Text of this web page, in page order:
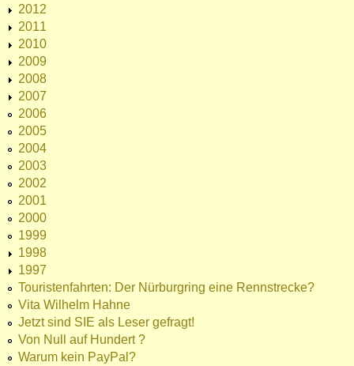
2012
2011
2010
2009
2008
2007
2006
2005
2004
2003
2002
2001
2000
1999
1998
1997
Touristenfahrten: Der Nürburgring eine Rennstrecke?
Vita Wilhelm Hahne
Jetzt sind SIE als Leser gefragt!
Von Null auf Hundert ?
Warum kein PayPal?